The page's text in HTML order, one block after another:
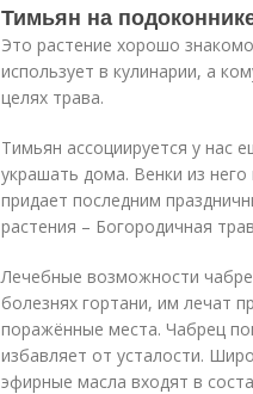
Тимьян на
Это растение хорошо
использует в кулинарии, а
целях трава.
Тимьян ассоциируется у нас
украшать дома. Венки из
придает последним
растения – Богородичная
Лечебные возможности
болезнях гортани, им лечат
поражённые места. Чабрец
избавляет от усталости.
эфирные масла входят в